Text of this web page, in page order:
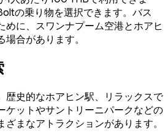
の乗り物を選択できます。バス
めに、スワンナプーム空港とホアヒ
合があります。
歴史的なホアヒン駅、リラックスで
ケットやサントリーニパークなどの
まなアトラクションがあります。